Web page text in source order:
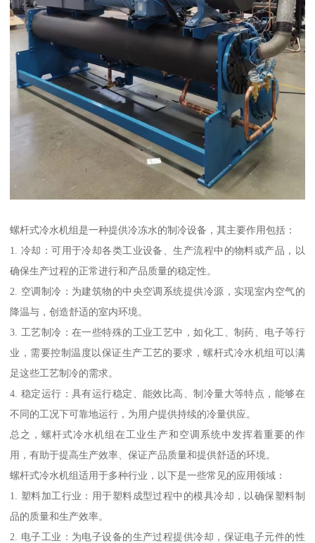
螺杆式冷水机组是一种提供冷冻水的制冷设备，其主要作用包括：
1. 冷却：可用于冷却各类工业设备、生产流程中的物料或产品，以
确保生产过程的正常进行和产品质量的稳定性。
2. 空调制冷：为建筑物的中央空调系统提供冷源，实现室内空气的
降温与，创造舒适的室内环境。
3. 工艺制冷：在一些特殊的工业工艺中，如化工、制药、电子等行
业，需要控制温度以保证生产工艺的要求，螺杆式冷水机组可以满
足这些工艺制冷的需求。
4. 稳定运行：具有运行稳定、能效比高、制冷量大等特点，能够在
不同的工况下可靠地运行，为用户提供持续的冷量供应。
总之，螺杆式冷水机组在工业生产和空调系统中发挥着重要的作
用，有助于提高生产效率、保证产品质量和提供舒适的环境。
螺杆式冷水机组适用于多种行业，以下是一些常见的应用领域：
1. 塑料加工行业：用于塑料成型过程中的模具冷却，以确保塑料制
品的质量和生产效率。
2. 电子工业：为电子设备的生产过程提供冷却，保证电子元件的性